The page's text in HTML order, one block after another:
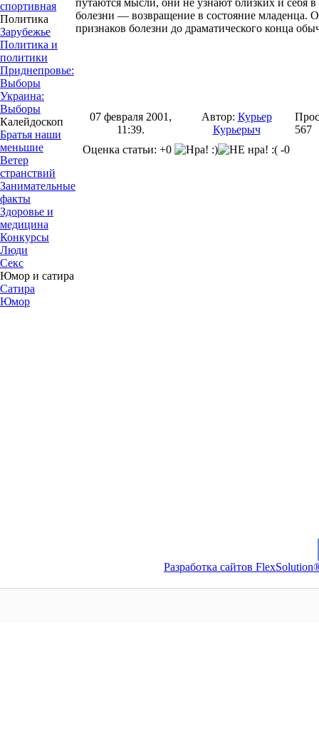
спортивная
Политика
Зарубежье
Политика и
политики
Приднепровье:
Выборы
Украина:
Выборы
Калейдоскоп
Братья наши
меньшие
Ветер
странствий
Занимательные
факты
Здоровье и
медицина
Конкурсы
Люди
Секс
Юмор и сатира
Сатира
Юмор
болезни — возвращение в состояние младенца.
признаков болезни до драматического конца
07 февраля 2001,
11:39.
Автор: Курьер
Курьерыч
567
Оценка статьи: +0
-0
Разработка сайтов